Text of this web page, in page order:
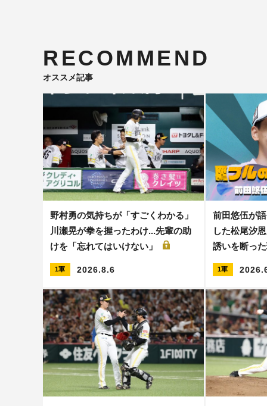
RECOMMEND
オススメ記事
野村勇の気持ちが「すごくわかる」
川瀬晃が拳を握ったわけ...先輩の助
けを「忘れてはいけない」
1軍 2026.8.6
前田悠伍が
した松尾汐
誘いを断っ
1軍